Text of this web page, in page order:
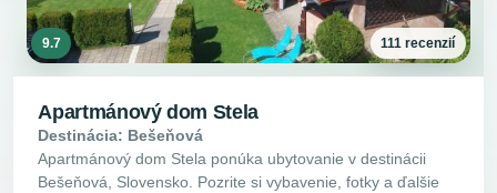
9.7 111 recenzií
Apartmánový dom Stela
Destinácia: Bešeňová
Apartmánový dom Stela ponúka ubytovanie v destinácii
Bešeňová, Slovensko. Pozrite si vybavenie, fotky a ďalšie